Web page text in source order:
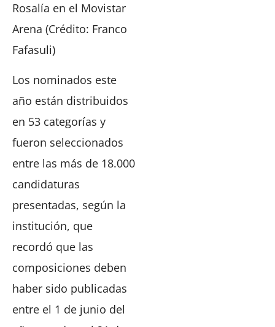
Rosalía en el Movistar
Arena (Crédito: Franco
Fafasuli)
Los nominados este
año están distribuidos
en 53 categorías y
fueron seleccionados
entre las más de 18.000
candidaturas
presentadas, según la
institución, que
recordó que las
composiciones deben
haber sido publicadas
entre el 1 de junio del